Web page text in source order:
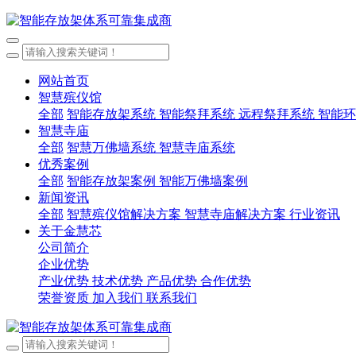
网站首页
智慧殡仪馆
全部 智能存放架系统 智能祭拜系统 远程祭拜系统 智能
智慧寺庙
全部 智慧万佛墙系统 智慧寺庙系统
优秀案例
全部 智能存放架案例 智能万佛墙案例
新闻资讯
全部 智慧殡仪馆解决方案 智慧寺庙解决方案 行业资讯
关于金慧芯
公司简介
企业优势
产业优势 技术优势 产品优势 合作优势
荣誉资质 加入我们 联系我们